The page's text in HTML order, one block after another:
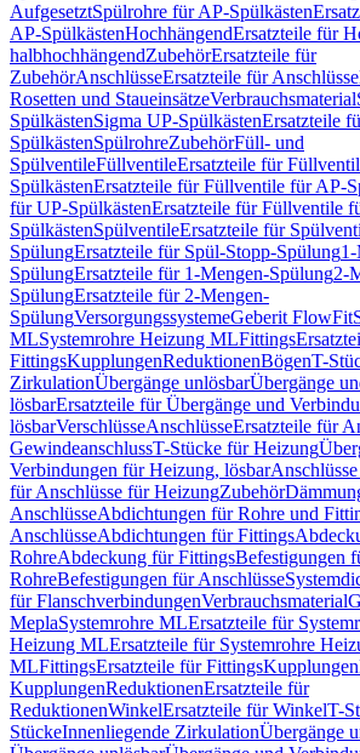
AufgesetztSpülrohre für AP-Spülkästen
AP-SpülkästenHochhängendErsatzteile für
halbhochhängendZubehörErsatzteile für
ZubehörAnschlüsseErsatzteile für Anschlüsse
Rosetten und StaueinsätzeVerbrauchsmaterial
SpülkästenSigma UP-SpülkästenErsatzteile
SpülkästenSpülrohreZubehörFüll- und
SpülventileFüllventileErsatzteile für
SpülkästenErsatzteile für Füllventile für AP-
für UP-SpülkästenErsatzteile für Füllventile
SpülkästenSpülventileErsatzteile für
SpülungErsatzteile für Spül-Stopp-Spülung
SpülungErsatzteile für 1-Mengen-Spülung2-
SpülungErsatzteile für 2-Mengen-
SpülungVersorgungssystemeGeberit FlowFit
MLSystemrohre Heizung MLFittings
FittingsKupplungenReduktionenBögenT-
ZirkulationÜbergänge unlösbarÜbergänge
lösbarErsatzteile für Übergänge und
lösbarVerschlüsseAnschlüsseErsatzteile für
GewindeanschlussT-Stücke für Heizung
Verbindungen für Heizung, lösbar
für Anschlüsse für HeizungZubehör
AnschlüsseAbdichtungen für Rohre und
AnschlüsseAbdichtungen für Fittings
RohreAbdeckung für FittingsBefestigungen
RohreBefestigungen für Anschlüsse
für FlanschverbindungenVerbrauchsmaterial
MeplaSystemrohre MLErsatzteile für
Heizung MLErsatzteile für Systemrohre
MLFittingsErsatzteile für FittingsKupplungen
KupplungenReduktionenErsatzteile für
ReduktionenWinkelErsatzteile für WinkelT-
StückeInnenliegende ZirkulationÜbergänge